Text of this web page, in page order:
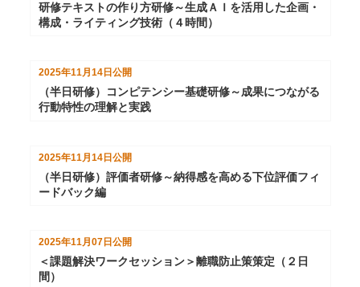
研修テキストの作り方研修～生成ＡＩを活用した企画・
構成・ライティング技術（４時間）
2025年11月14日 公開
（半日研修）コンピテンシー基礎研修～成果につながる
行動特性の理解と実践
2025年11月14日公開
（半日研修）評価者研修～納得感を高める下位評価フィ
ードバック編
2025年11月07日公開
＜課題解決ワークセッション＞離職防止策策定（２日
間）